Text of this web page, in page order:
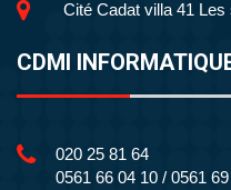
Cité Cadat villa 41
CDMI
020 25 81 64
0561 66 04 10 / 0561